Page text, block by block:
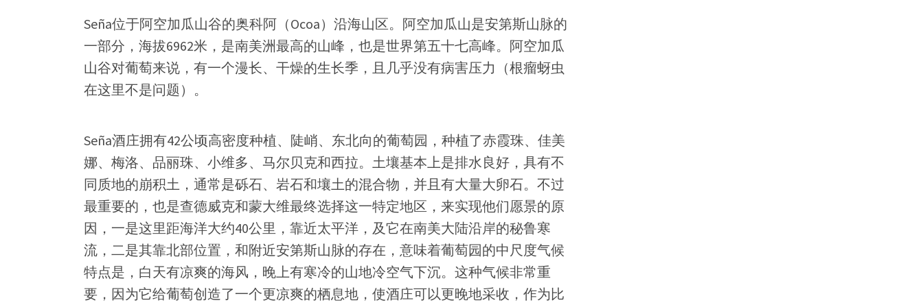
Seña位于阿空加瓜山谷的奥科阿（Ocoa）沿海山区。阿空加瓜山是安第斯山脉的
一部分，海拔6962米，是南美洲最高的山峰，也是世界第五十七高峰。阿空加瓜
山谷对葡萄来说，有一个漫长、干燥的生长季，且几乎没有病害压力（根瘤蚜虫
在这里不是问题）。
Seña酒庄拥有42公顷高密度种植、陡峭、东北向的葡萄园，种植了赤霞珠、佳美
娜、梅洛、品丽珠、小维多、马尔贝克和西拉。土壤基本上是排水良好，具有不
同质地的崩积土，通常是砾石、岩石和壤土的混合物，并且有大量大卵石。不过
最重要的，也是查德威克和蒙大维最终选择这一特定地区，来实现他们愿景的原
因，一是这里距海洋大约40公里，靠近太平洋，及它在南美大陆沿岸的秘鲁寒
流，二是其靠北部位置，和附近安第斯山脉的存在，意味着葡萄园的中尺度气候
特点是，白天有凉爽的海风，晚上有寒冷的山地冷空气下沉。这种气候非常重
要，因为它给葡萄创造了一个更凉爽的栖息地，使酒庄可以更晚地采收，作为比